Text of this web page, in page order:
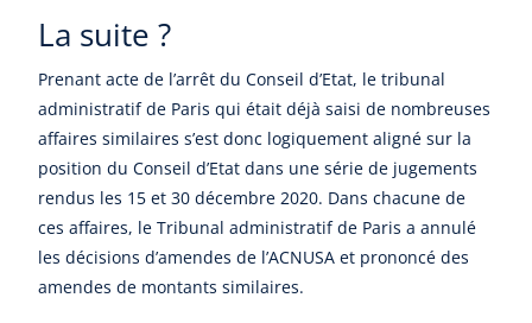
La suite ?
Prenant acte de l’arrêt du Conseil d’Etat, le tribunal
administratif de Paris qui était déjà saisi de nombreuses
affaires similaires s’est donc logiquement aligné sur la
position du Conseil d’Etat dans une série de jugements
rendus les 15 et 30 décembre 2020. Dans chacune de
ces affaires, le Tribunal administratif de Paris a annulé
les décisions d’amendes de l’ACNUSA et prononcé des
amendes de montants similaires.